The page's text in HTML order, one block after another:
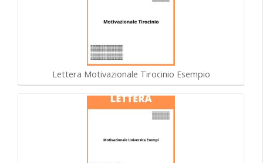
Lettera Motivazionale Tirocinio Esempio